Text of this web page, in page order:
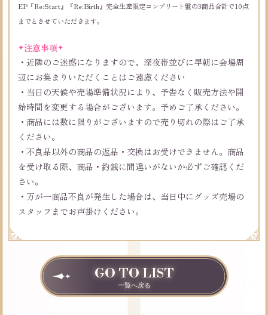
EP『Re:Start』『Re:Birth』完全生産限定コンプリート盤の3商品合計で10点
までとさせていただきます。
注意事項
・近隣のご迷惑になりますので、深夜帯並びに早朝に会場周
辺にお集まりいただくことはご遠慮ください
・当日の天候や売場準備状況により、予告なく販売方法や開
始時間を変更する場合がございます。予めご了承ください。
・商品には数に限りがございますので売り切れの際はご了承
ください。
・不良品以外の商品の返品・交換はお受けできません。商品
を受け取る際、商品・釣銭に間違いがないか必ずご確認くだ
さい。
・万が一商品不良が発生した場合は、当日中にグッズ売場の
スタッフまでお声掛けください。
GO TO LIST
一覧へ戻る